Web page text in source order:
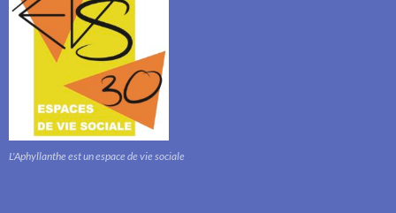
L'Aphyllanthe est un espace de vie sociale